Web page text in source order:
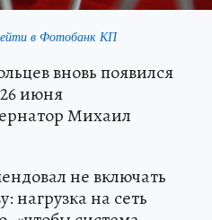
в Фотобанк КП
вновь появился
июня
Михаил
не включать
нагрузка на сеть